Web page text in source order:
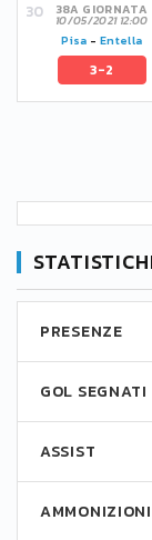
38A GIORNATA
10/05/2021 12:00
Pisa - Entella
3-2
PRESENZE
GOL SEGNATI
ASSIST
AMMONIZIONI